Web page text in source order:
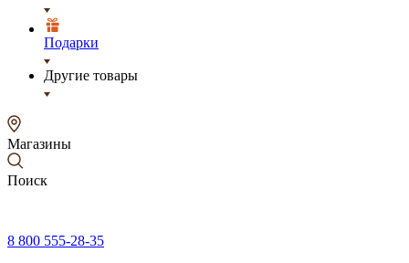
Подарки
Другие товары
Магазины
Поиск
8 800 555-28-35